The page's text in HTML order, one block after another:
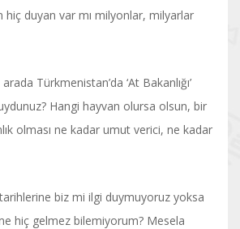
hiç duyan var mı milyonlar, milyarlar
Türkmenistan’da ‘At Bakanlığı’
Hangi hayvan olursa olsun, bir
olması ne kadar umut verici, ne kadar
biz mi ilgi duymuyoruz yoksa
hiç gelmez bilemiyorum? Mesela